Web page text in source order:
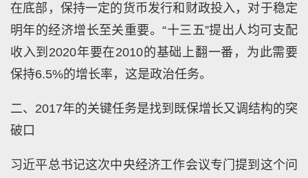
在底部，保持一定的货币发行和财政投入，对于稳定
明年的经济增长至关重要。“十三五”提出人均可支配
收入到2020年要在2010的基础上翻一番，为此需要
保持6.5%的增长率，这是政治任务。
二、2017年的关键任务是找到既保增长又调结构的突
破口
习近平总书记这次中央经济工作会议专门提到这个问